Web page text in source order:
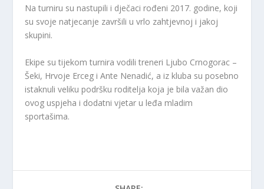
Na turniru su nastupili i dječaci rođeni 2017. godine, koji
su svoje natjecanje završili u vrlo zahtjevnoj i jakoj
skupini.
Ekipe su tijekom turnira vodili treneri Ljubo Crnogorac –
Šeki, Hrvoje Erceg i Ante Nenadić, a iz kluba su posebno
istaknuli veliku podršku roditelja koja je bila važan dio
ovog uspjeha i dodatni vjetar u leđa mladim
sportašima.